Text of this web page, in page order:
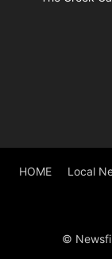
HOME Local
©